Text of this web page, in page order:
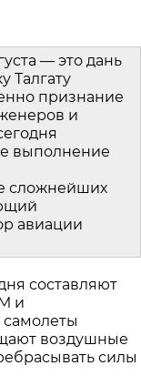
— это дань
Талгату
признание
и
выполнение
сложнейших
авиации
составляют
и
воздушные
силы